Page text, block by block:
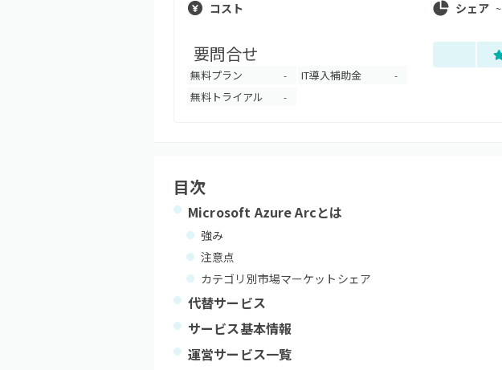
コスト
要問合せ
無料プラン - IT導入補助金 -
無料トライアル -
シェア ~
目次
Microsoft Azure Arcとは
強み
注意点
カテゴリ別市場マーケットシェア
代替サービス
サービス基本情報
運営サービス一覧